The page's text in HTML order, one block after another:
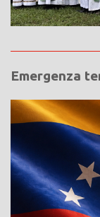
Emergenza